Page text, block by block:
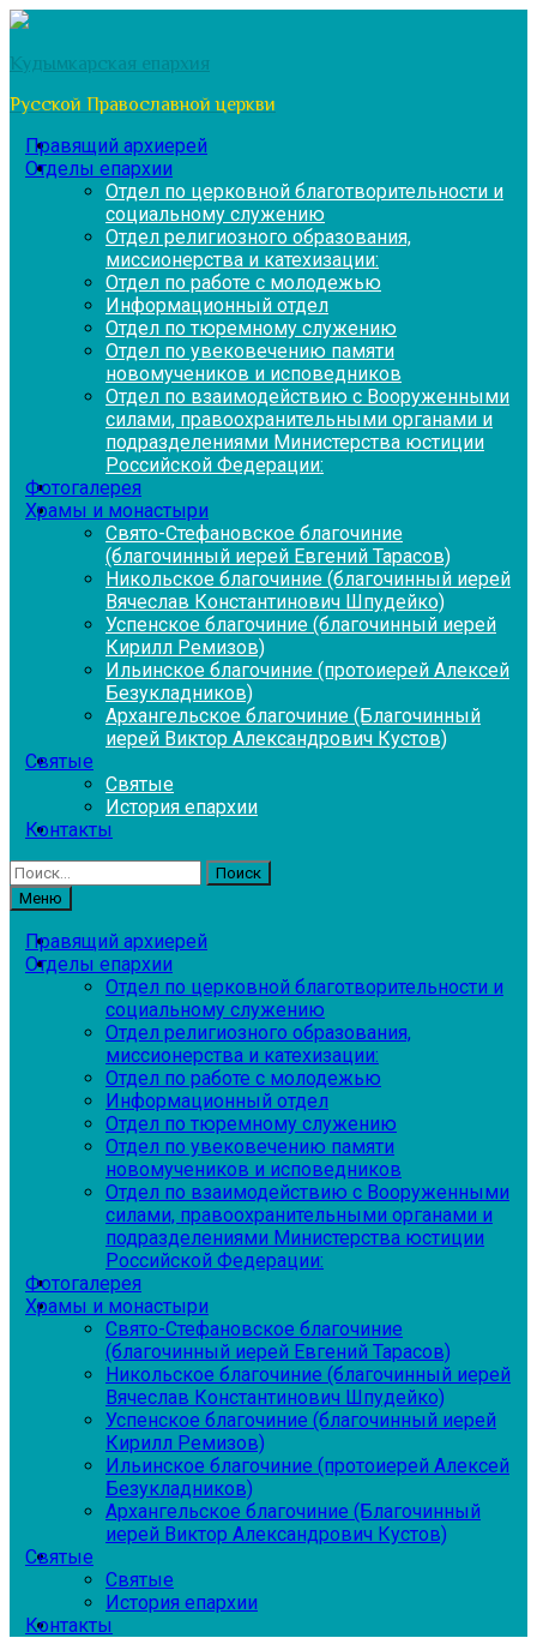
Перейти
содержимому
Кудымкарская епархия
Русской Православной церкви
Правящий архиерей
Отделы епархии
Отдел по церковной благотворительности и
социальному служению
Отдел религиозного образования,
миссионерства и катехизации:
Отдел по работе с молодежью
Информационный отдел
Отдел по тюремному служению
Отдел по увековечению памяти
новомучеников и исповедников
Отдел по взаимодействию с Вооруженными
силами, правоохранительными органами и
подразделениями Министерства юстиции
Российской Федерации:
Фотогалерея
Храмы и монастыри
Свято-Стефановское благочиние
(благочинный иерей Евгений Тарасов)
Никольское благочиние (благочинный иерей
Вячеслав Константинович Шпудейко)
Успенское благочиние (благочинный иерей
Кирилл Ремизов)
Ильинское благочиние (протоиерей Алексей
Безукладников)
Архангельское благочиние (Благочинный
иерей Виктор Александрович Кустов)
Святые
Святые
История епархии
Контакты
Найти:
Меню
Правящий архиерей
Отделы епархии
Отдел по церковной благотворительности и
социальному служению
Отдел религиозного образования,
миссионерства и катехизации:
Отдел по работе с молодежью
Информационный отдел
Отдел по тюремному служению
Отдел по увековечению памяти
новомучеников и исповедников
Отдел по взаимодействию с Вооруженными
силами, правоохранительными органами и
подразделениями Министерства юстиции
Российской Федерации:
Фотогалерея
Храмы и монастыри
Свято-Стефановское благочиние
(благочинный иерей Евгений Тарасов)
Никольское благочиние (благочинный иерей
Вячеслав Константинович Шпудейко)
Успенское благочиние (благочинный иерей
Кирилл Ремизов)
Ильинское благочиние (протоиерей Алексей
Безукладников)
Архангельское благочиние (Благочинный
иерей Виктор Александрович Кустов)
Святые
Святые
История епархии
Контакты